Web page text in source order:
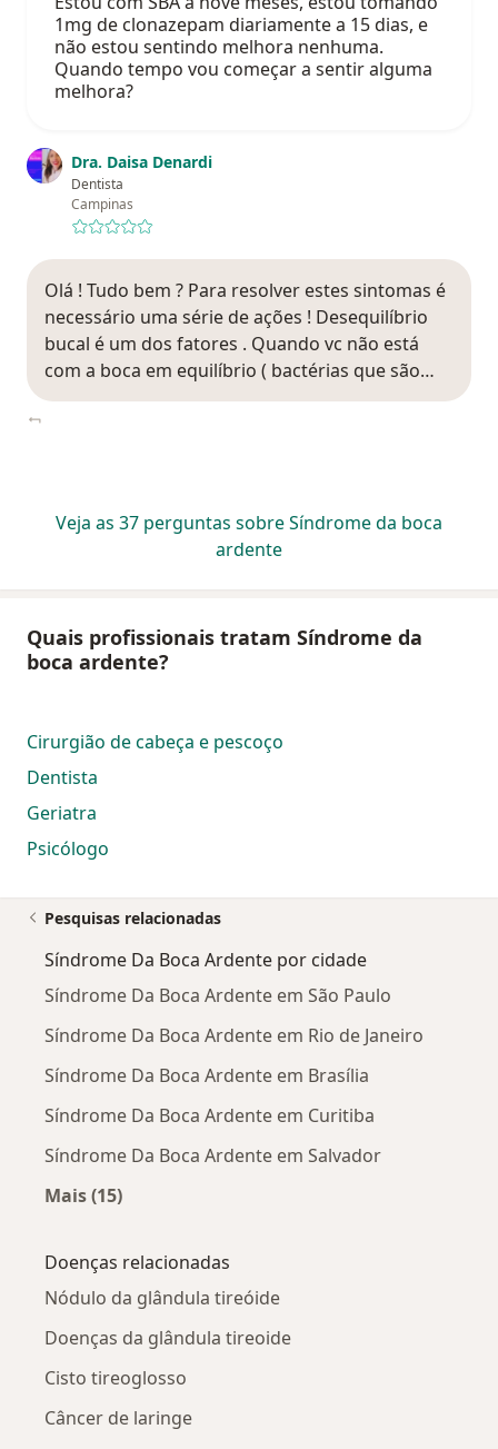
1mg de clonazepam diariamente a 15 dias, e
não estou sentindo melhora nenhuma.
Quando tempo vou começar a sentir alguma
melhora?
Dra. Daisa Denardi
Dentista
Campinas
Olá ! Tudo bem ? Para resolver estes sintomas é
necessário uma série de ações ! Desequilíbrio
bucal é um dos fatores . Quando vc não está
com a boca em equilíbrio ( bactérias que são…
Veja as 37 perguntas sobre Síndrome da boca
ardente
Quais profissionais tratam Síndrome da
boca ardente?
Cirurgião de cabeça e pescoço
Dentista
Geriatra
Psicólogo
Pesquisas relacionadas
Síndrome Da Boca Ardente por cidade
Síndrome Da Boca Ardente em São Paulo
Síndrome Da Boca Ardente em Rio de Janeiro
Síndrome Da Boca Ardente em Brasília
Síndrome Da Boca Ardente em Curitiba
Síndrome Da Boca Ardente em Salvador
Mais (15)
Doenças relacionadas
Nódulo da glândula tireóide
Doenças da glândula tireoide
Cisto tireoglosso
Câncer de laringe